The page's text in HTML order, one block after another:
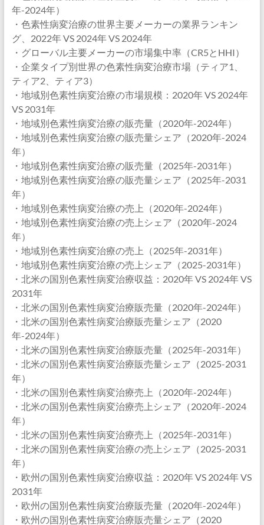
年-2024年）
・色素性病変治療の世界主要メーカーの業界ランキン
グ、2022年 VS 2024年 VS 2024年
・グローバル主要メーカーの市場集中率（CR5とHHI）
・企業タイプ別世界の色素性病変治療市場（ティア1、
ティア2、ティア3）
・地域別色素性病変治療の市場規模：2020年 VS 2024年
VS 2031年
・地域別色素性病変治療の販売量（2020年-2024年）
・地域別色素性病変治療の販売量シェア（2020年-2024
年）
・地域別色素性病変治療の販売量（2025年-2031年）
・地域別色素性病変治療の販売量シェア（2025年-2031
年）
・地域別色素性病変治療の売上（2020年-2024年）
・地域別色素性病変治療の売上シェア（2020年-2024
年）
・地域別色素性病変治療の売上（2025年-2031年）
・地域別色素性病変治療の売上シェア（2025-2031年）
・北米の国別色素性病変治療収益：2020年 VS 2024年 VS
2031年
・北米の国別色素性病変治療販売量（2020年-2024年）
・北米の国別色素性病変治療販売量シェア（2020
年-2024年）
・北米の国別色素性病変治療販売量（2025年-2031年）
・北米の国別色素性病変治療販売量シェア（2025-2031
年）
・北米の国別色素性病変治療売上（2020年-2024年）
・北米の国別色素性病変治療売上シェア（2020年-2024
年）
・北米の国別色素性病変治療売上（2025年-2031年）
・北米の国別色素性病変治療の売上シェア（2025-2031
年）
・欧州の国別色素性病変治療収益：2020年 VS 2024年 VS
2031年
・欧州の国別色素性病変治療販売量（2020年-2024年）
・欧州の国別色素性病変治療販売量シェア（2020